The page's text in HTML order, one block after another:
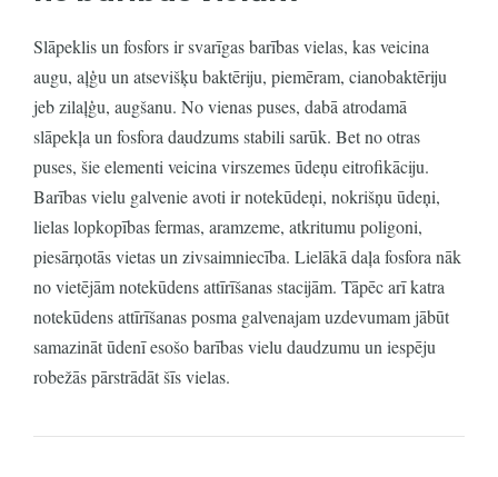
Slāpeklis un fosfors ir svarīgas barības vielas, kas veicina
augu, aļģu un atsevišķu baktēriju, piemēram, cianobaktēriju
jeb zilaļģu, augšanu. No vienas puses, dabā atrodamā
slāpekļa un fosfora daudzums stabili sarūk. Bet no otras
puses, šie elementi veicina virszemes ūdeņu eitrofikāciju.
Barības vielu galvenie avoti ir notekūdeņi, nokrišņu ūdeņi,
lielas lopkopības fermas, aramzeme, atkritumu poligoni,
piesārņotās vietas un zivsaimniecība. Lielākā daļa fosfora nāk
no vietējām notekūdens attīrīšanas stacijām. Tāpēc arī katra
notekūdens attīrīšanas posma galvenajam uzdevumam jābūt
samazināt ūdenī esošo barības vielu daudzumu un iespēju
robežās pārstrādāt šīs vielas.